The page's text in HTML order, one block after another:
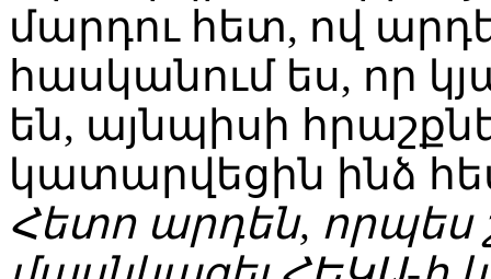
մարդու հետ, ով
հասկանում ես, որ
են, այնպիսի
կատարվեցին ինձ
Հետո արդեն, որպես